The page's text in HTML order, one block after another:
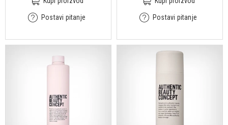
Postavi pitanje Postavi pitanje